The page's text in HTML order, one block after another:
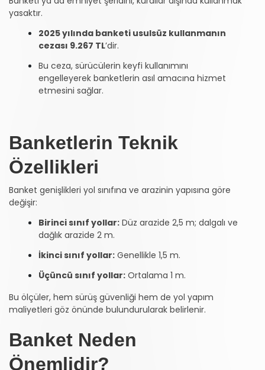
yasaktır.
2025 yılında banketi usulsüz kullanmanın
cezası 9.267 TL’dir.
Bu ceza, sürücülerin keyfi kullanımını
engelleyerek banketlerin asıl amacına hizmet
etmesini sağlar.
Banketlerin Teknik
Özellikleri
Banket genişlikleri yol sınıfına ve arazinin yapısına göre
değişir:
Birinci sınıf yollar: Düz arazide 2,5 m; dalgalı ve
dağlık arazide 2 m.
İkinci sınıf yollar: Genellikle 1,5 m.
Üçüncü sınıf yollar: Ortalama 1 m.
Bu ölçüler, hem sürüş güvenliği hem de yol yapım
maliyetleri göz önünde bulundurularak belirlenir.
Banket Neden
Önemlidir?